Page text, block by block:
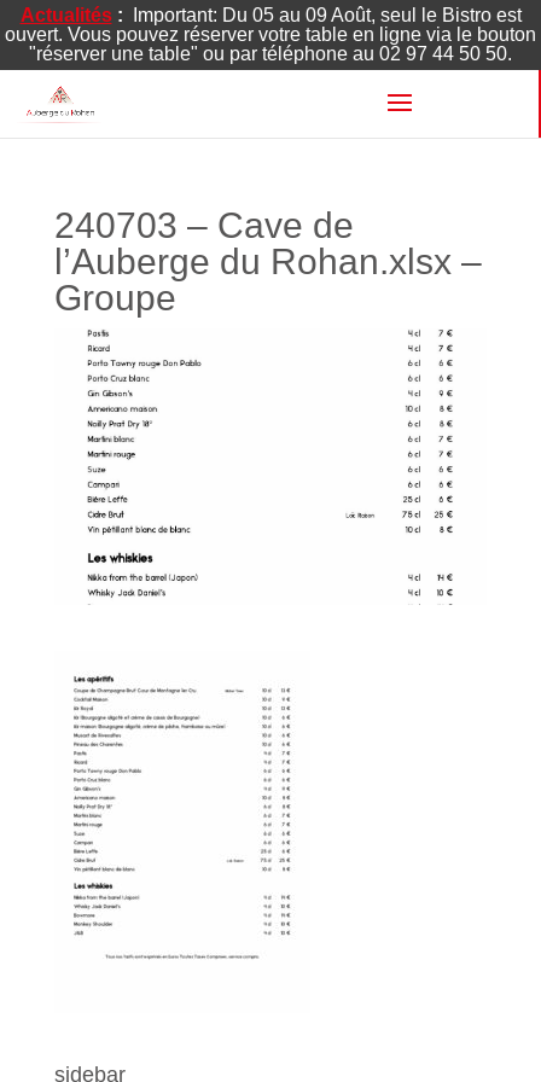
Actualités: Important: Du 05 au 09 Août, seul le Bistro est
ouvert. Vous pouvez réserver votre table en ligne via le bouton
"réserver une table" ou par téléphone au 02 97 44 50 50.
240703 – Cave de
l’Auberge du Rohan.xlsx –
Groupe
sidebar